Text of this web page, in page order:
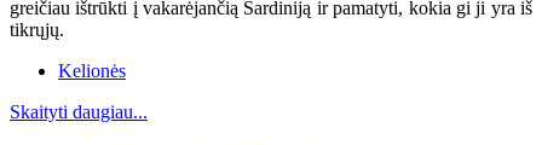
greičiau ištrūkti į vakarėjančią Sardiniją ir pamatyti, kokia gi ji yra iš
tikrųjų.
Kelionės
Skaityti daugiau...